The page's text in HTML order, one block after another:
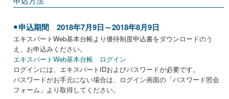
申込期間 2018年7月9日～2018年8月9日
エキスパートWeb基本台帳より優待制度申込書をダウンロードのう
え、お申込みください。
エキスパートWeb基本台帳 ログイン
ログインには、エキスパートIDおよびパスワードが必要です。
パスワードがお手元にない場合は、ログイン画面の「パスワード照会
フォーム」より取得してください。